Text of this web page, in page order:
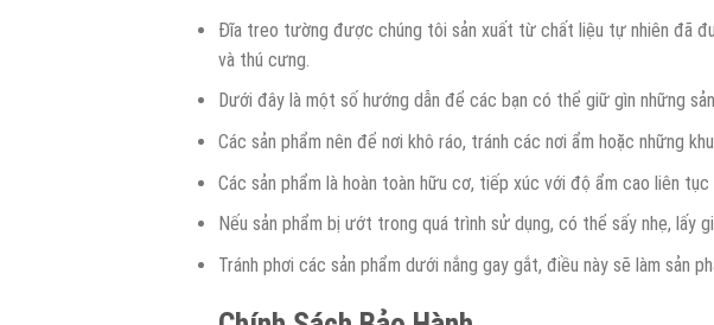
Đĩa treo tường được chúng tôi sản xuất từ chất liệu tự nhiên đã
và thú cưng.
Dưới đây là một số hướng dẫn để các bạn có thể giữ gìn những
Các sản phẩm nên để nơi khô ráo, tránh các nơi ẩm hoặc những
Các sản phẩm là hoàn toàn hữu cơ, tiếp xúc với độ ẩm cao liên
Nếu sản phẩm bị ướt trong quá trình sử dụng, có thể sấy nhẹ, lấy
Tránh phơi các sản phẩm dưới nắng gay gắt, điều này sẽ làm sản